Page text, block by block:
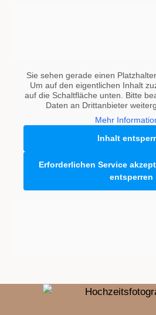
Sie sehen gerade einen
Um auf den eigentlichen Inhalt
auf die Schaltfläche unten. Bitte
Daten an Drittanbieter
Mehr
Inhalt
Erforderlichen Service
entsperren